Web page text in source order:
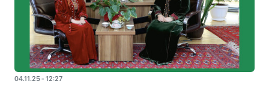
04.11.25 - 12:27